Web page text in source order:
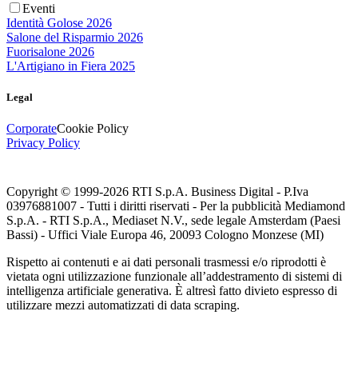
Eventi
Identità Golose 2026
Salone del Risparmio 2026
Fuorisalone 2026
L'Artigiano in Fiera 2025
Legal
CorporateCookie Policy
Privacy Policy
Copyright © 1999-2026 RTI S.p.A. Business Digital - P.Iva
03976881007 - Tutti i diritti riservati - Per la pubblicità Mediamond
S.p.A. - RTI S.p.A., Mediaset N.V., sede legale Amsterdam (Paesi
Bassi) - Uffici Viale Europa 46, 20093 Cologno Monzese (MI)
Rispetto ai contenuti e ai dati personali trasmessi e/o riprodotti è
vietata ogni utilizzazione funzionale all’addestramento di sistemi di
intelligenza artificiale generativa. È altresì fatto divieto espresso di
utilizzare mezzi automatizzati di data scraping.